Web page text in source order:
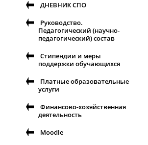
ДНЕВНИК СПО
Руководство.
Педагогический (научно-
педагогический) состав
Стипендии и меры
поддержки обучающихся
Платные образовательные
услуги
Финансово-хозяйственная
деятельность
Moodle